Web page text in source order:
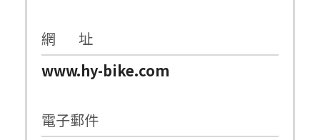
網 址
www.hy-bike.com
電子郵件